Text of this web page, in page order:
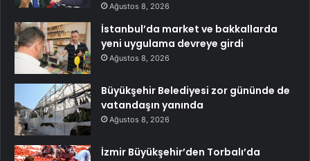
Ağustos 8, 2026
İstanbul’da market ve bakkallarda
yeni uygulama devreye girdi
Ağustos 8, 2026
Büyükşehir Belediyesi zor gününde de
vatandaşın yanında
Ağustos 8, 2026
İzmir Büyükşehir’den Torbalı’da